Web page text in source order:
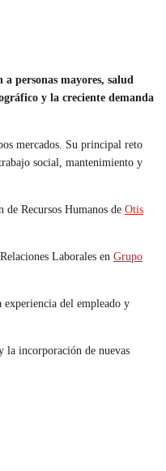
personas mayores, salud
y la creciente demanda
mercados. Su principal reto
social, mantenimiento y
Recursos Humanos de Otis
Laborales en Grupo
experiencia del empleado y
la incorporación de nuevas